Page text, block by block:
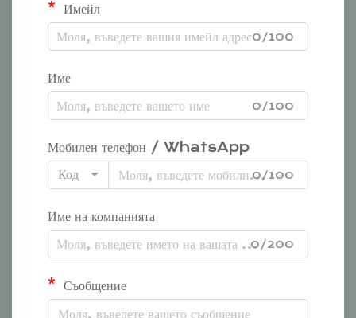
Имейл
0/100
Име
0/100
Мобилен телефон / WhatsApp
Код
0/100
Име на компанията
0/200
Съобщение